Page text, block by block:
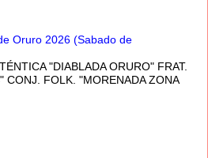
Oruro 2026 (Sabado de
"DIABLADA ORURO" FRAT.
CONJ. FOLK. "MORENADA ZONA